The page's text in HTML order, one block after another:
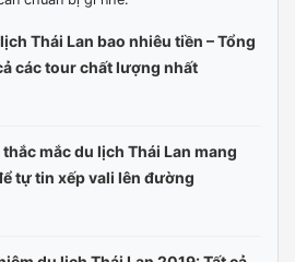
đề gì?
theo tiền gì
Chiang Rai
du lịch Thái Lan tháng 8
du lịch Thái Lan review
tự túc